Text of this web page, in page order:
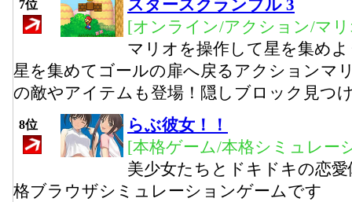
7位
スタースクランブル 3
[オンライン/アクション/マ
マリオを操作して星を集め
星を集めてゴールの扉へ戻るアクションマ
の敵やアイテムも登場！隠しブロック見つ
8位
らぶ彼女！！
[本格ゲーム/本格シミュレー
美少女たちとドキドキの恋
格ブラウザシミュレーションゲームです